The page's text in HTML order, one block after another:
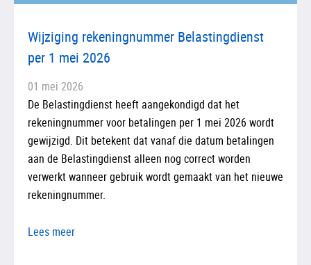
Wijziging rekeningnummer Belastingdienst
per 1 mei 2026
01 mei 2026
De Belastingdienst heeft aangekondigd dat het
rekeningnummer voor betalingen per 1 mei 2026 wordt
gewijzigd. Dit betekent dat vanaf die datum betalingen
aan de Belastingdienst alleen nog correct worden
verwerkt wanneer gebruik wordt gemaakt van het nieuwe
rekeningnummer.
Lees meer